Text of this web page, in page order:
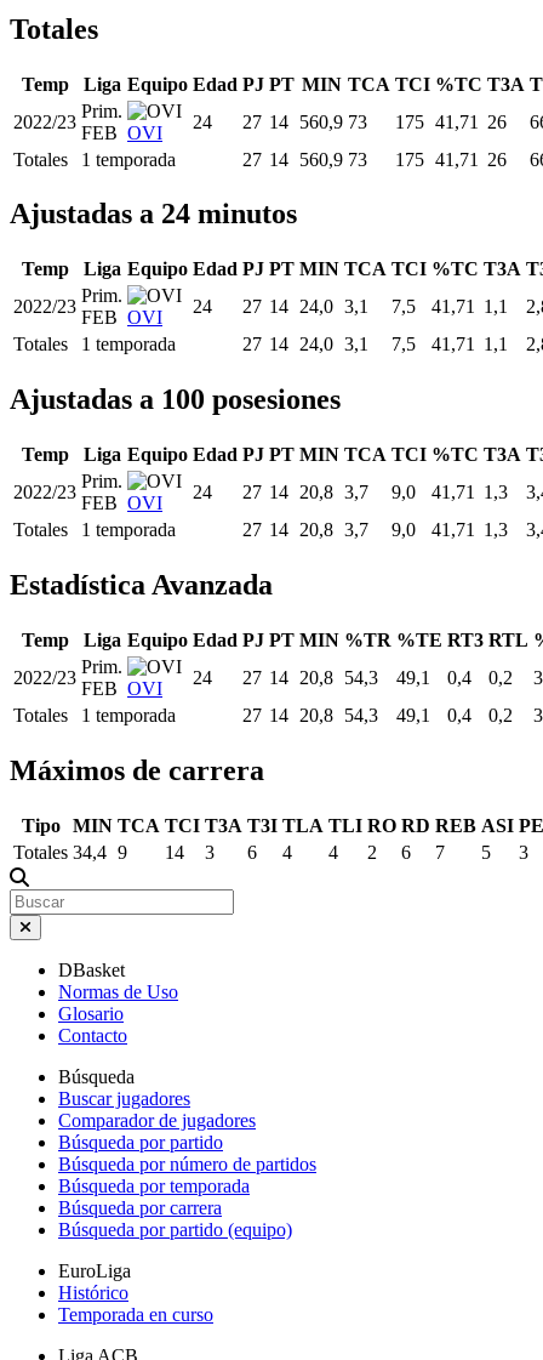
Totales
Temp Liga Equipo Edad PJ PT MIN TCA TCI %TC T3A
2022/23
Prim.
FEB OVI
24 27 14 560,9 73 175 41,71 26
Totales
1 temporada 27 14 560,9 73 175 41,71 26
Ajustadas a 24 minutos
Temp Liga Equipo Edad PJ PT MIN TCA TCI %TC T3A
2022/23
Prim.
FEB OVI
24 27 14 24,0 3,1 7,5 41,71 1,1
Totales
1 temporada 27 14 24,0 3,1 7,5 41,71 1,1
Ajustadas a 100 posesiones
Temp Liga Equipo Edad PJ PT MIN TCA TCI %TC T3A
2022/23
Prim.
FEB OVI
24 27 14 20,8 3,7 9,0 41,71 1,3
Totales
1 temporada 27 14 20,8 3,7 9,0 41,71 1,3
Estadística Avanzada
Temp Liga Equipo Edad PJ PT MIN %TR %TE RT3 RTL
2022/23
Prim.
FEB OVI
24 27 14 20,8 54,3 49,1 0,4 0,2
Totales
1 temporada 27 14 20,8 54,3 49,1 0,4 0,2
Máximos de carrera
Tipo MIN TCA TCI T3A T3I TLA TLI RO RD REB ASI
Totales 34,4 9 14 3 6 4 4 2 6 7 5 3
DBasket
Normas de Uso
Glosario
Contacto
Búsqueda
Buscar jugadores
Comparador de jugadores
Búsqueda por partido
Búsqueda por número de partidos
Búsqueda por temporada
Búsqueda por carrera
Búsqueda por partido (equipo)
EuroLiga
Histórico
Temporada en curso
Liga ACB